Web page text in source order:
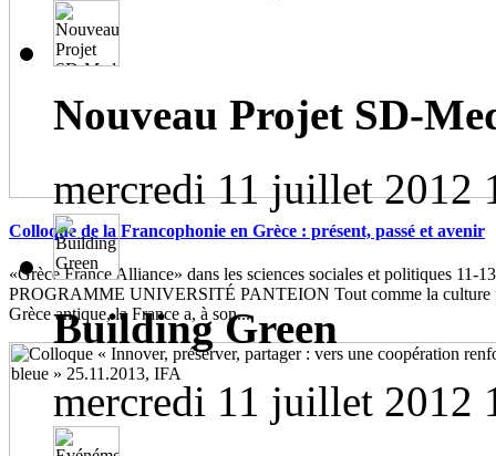
Colloque de la Francophonie en Grèce : présent, passé et avenir
«Grèce France Alliance» dans les sciences sociales et politiques 11-
PROGRAMME UNIVERSITÉ PANTEION Tout comme la culture
Grèce antique, la France a, à son...
Nouveau Projet SD-
mercredi 11 juillet 2012
Building Green
mercredi 11 juillet 2012